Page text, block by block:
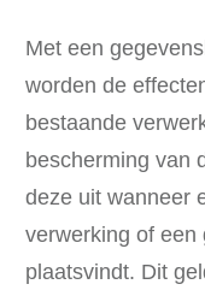
Met een
worden de
bestaande
bescherming van
deze uit wanneer
verwerking of een
plaatsvindt. Dit